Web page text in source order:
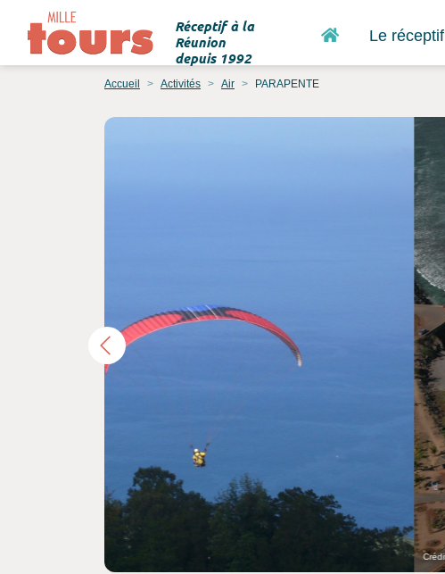
Réceptif à la
Réunion
depuis 1992
AccueilLe réceptif
Accueil Activités Air PARAPENTE